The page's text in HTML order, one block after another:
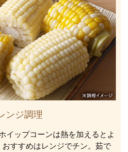
ンジ調理
イップコーンは熱を加えるとよ
おすすめはレンジでチン。茹で